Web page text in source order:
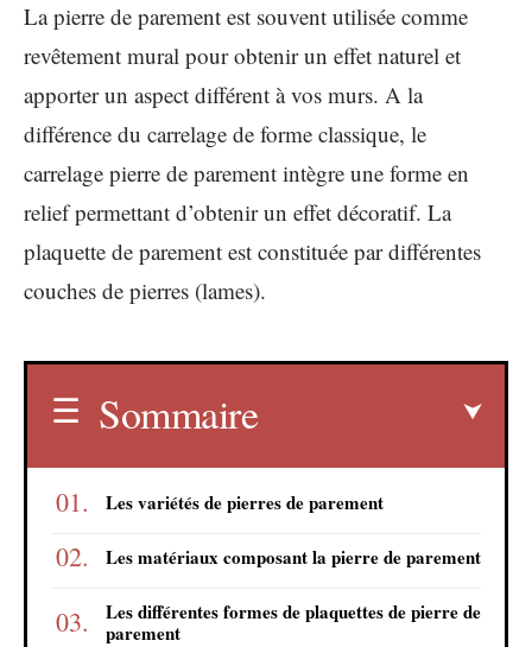
La pierre de parement est souvent utilisée comme
revêtement mural pour obtenir un effet naturel et
apporter un aspect différent à vos murs. A la
différence du carrelage de forme classique, le
carrelage pierre de parement intègre une forme en
relief permettant d’obtenir un effet décoratif. La
plaquette de parement est constituée par différentes
couches de pierres (lames).
Sommaire
Les variétés de pierres de parement
Les matériaux composant la pierre de parement
Les différentes formes de plaquettes de pierre de
parement